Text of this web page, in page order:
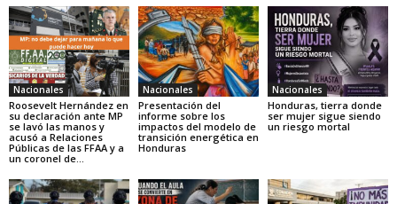
Nacionales
Roosevelt Hernández en
su declaración ante MP
se lavó las manos y
acusó a Relaciones
Públicas de las FFAA y a
un coronel de...
Nacionales
Presentación del
informe sobre los
impactos del modelo de
transición energética en
Honduras
Nacionales
Honduras, tierra donde
ser mujer sigue siendo
un riesgo mortal